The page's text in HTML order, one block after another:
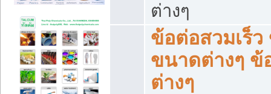
ต่างๆ
ข้อต่อสวมเร็
ขนาดต่างๆ ข้
ต่างๆ